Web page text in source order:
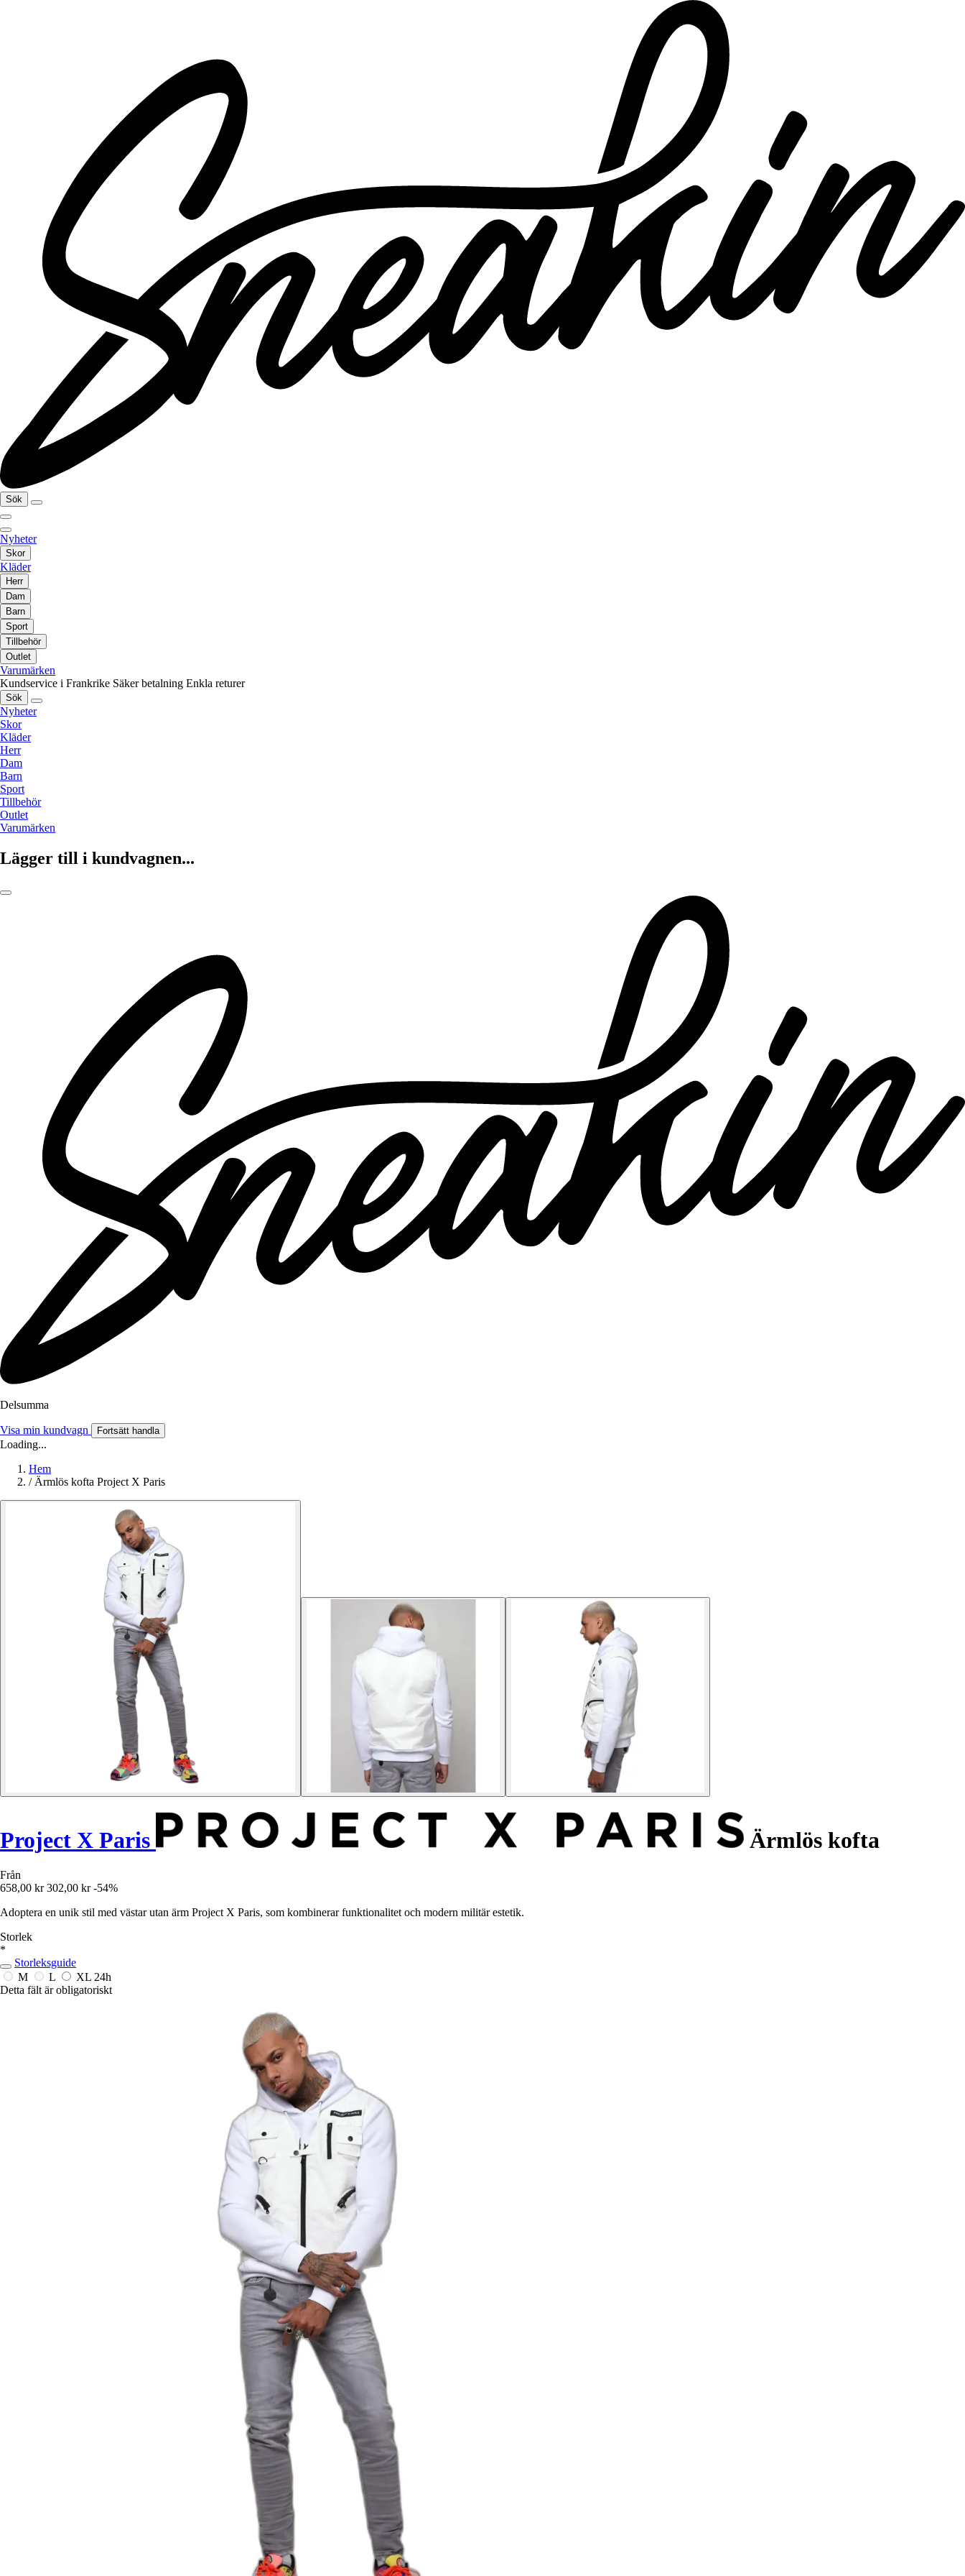
Sök
Nyheter
Skor
Kläder
Herr
Dam
Barn
Sport
Tillbehör
Outlet
Varumärken
Kundservice i Frankrike Säker betalning Enkla returer
Sök
Nyheter
Skor
Kläder
Herr
Dam
Barn
Sport
Tillbehör
Outlet
Varumärken
Lägger till i kundvagnen...
Delsumma
Visa min kundvagn Fortsätt handla
Loading...
Hem
/ Ärmlös kofta Project X Paris
Project X Paris Ärmlös kofta
Från
658,00 kr 302,00 kr -54%
Adoptera en unik stil med västar utan ärm Project X Paris, som kombinerar funktionalitet och modern militär estetik.
Storlek
*
Storleksguide
M
L XL 24h
Detta fält är obligatoriskt